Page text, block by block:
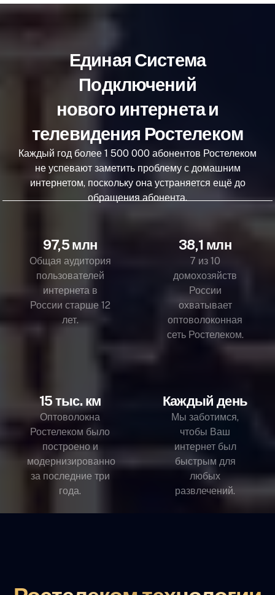
Единая Система
Подключений
нового интернета и
телевидения Ростелеком
Каждый год более 1 500 000 абонентов Ростелеком
не успевают заметить проблему с домашним
интернетом, поскольку она устраняется ещё до
обращения абонента.
97,5 млн
Общая аудитория
пользователей
интернета в
России старше 12
лет.
38,1 млн
7 из 10
домохозяйств
России
охватывает
оптоволоконная
сеть Ростелеком.
15 тыс. км
Оптоволокна
Ростелеком было
построено и
модернизированно
за последние три
года.
Каждый день
Мы заботимся,
чтобы Ваш
интернет был
быстрым для
любых
развлечений.